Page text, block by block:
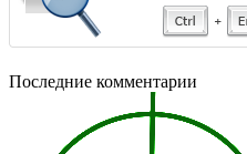
Последние комментарии